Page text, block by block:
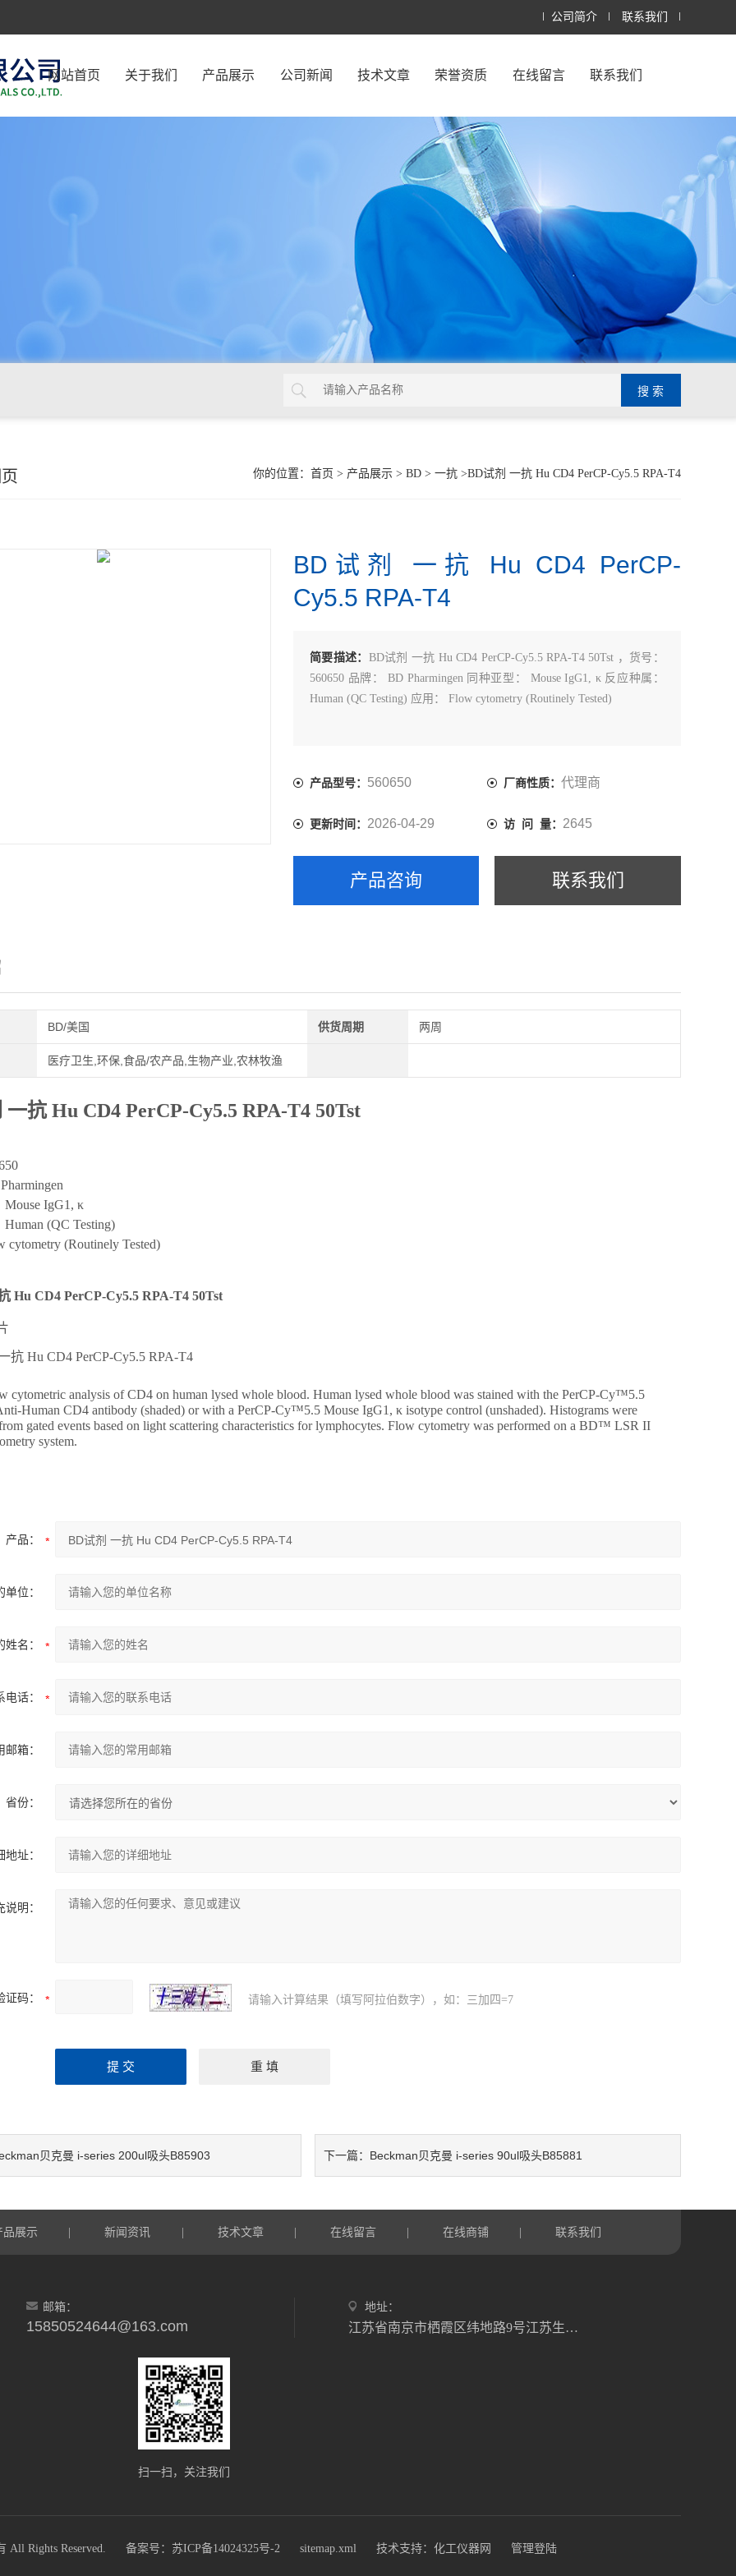
公司简介 联系我们
网站首页 关于我们 产品展示 公司新闻 技术文章 荣誉资质 在线留言 联系我们
你的位置： 首页 > 产品展示> BD> 一抗>BD试剂 一抗 Hu CD4 PerCP-Cy5.5 RPA-T4
BD试剂 一抗 Hu CD4 PerCP-
Cy5.5 RPA-T4
简要描述： BD试剂 一抗 Hu CD4 PerCP-Cy5.5 RPA-T4 50Tst ，货号：
560650 品牌： BD Pharmingen 同种亚型： Mouse IgG1, κ 反应种属：
Human (QC Testing) 应用： Flow cytometry (Routinely Tested)
产品型号： 560650 厂商性质： 代理商
更新时间： 2026-04-29 访 问 量： 2645
产品咨询 联系我们
BD/美国 供货周期 两周
医疗卫生,环保,食品/农产品,生物产业,农林牧渔
一抗 Hu CD4 PerCP-Cy5.5 RPA-T450Tst
IgG1, κ
(QC Testing)
cytometry (Routinely Tested)
Hu CD4 PerCP-Cy5.5 RPA-T450Tst
cytometric analysis of CD4 on human lysed whole blood. Human lysed whole blood was stained with the PerCP-Cy™5.5
Human CD4 antibody (shaded) or with a PerCP-Cy™5.5 Mouse IgG1, κ isotype control (unshaded). Histograms were
gated events based on light scattering characteristics for lymphocytes. Flow cytometry was performed on a BD™ LSR II
system.
产品：
单位：
姓名：
电话：
邮箱：
省份：
地址：
说明：
证码： 请输入计算结果（填写阿拉伯数字），如：三加四=7
贝克曼 i-series 200ul吸头B85903 下一篇： Beckman贝克曼 i-series 90ul吸头B85881
品展示 新闻资讯 技术文章 在线留言 在线商铺 联系我们
邮箱：
15850524644@163.com
地址：
江苏省南京市栖霞区纬地路9号江苏生命科技创新园B3幢
扫一扫，关注我们
Rights Reserved. 备案号：苏ICP备14024325号-2 sitemap.xml 技术支持： 化工仪器网 管理登陆